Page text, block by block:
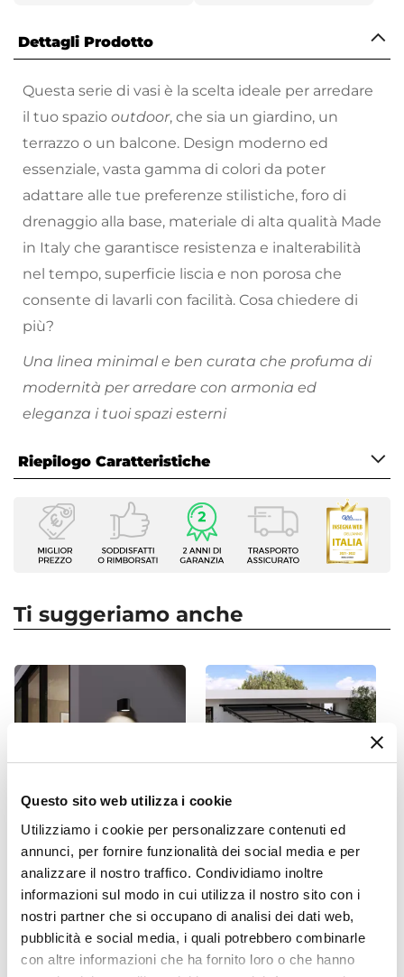
Questo sito web utilizza i cookie
Utilizziamo i cookie per personalizzare contenuti ed
annunci, per fornire funzionalità dei social media e per
analizzare il nostro traffico. Condividiamo inoltre
informazioni sul modo in cui utilizza il nostro sito con i
nostri partner che si occupano di analisi dei dati web,
pubblicità e social media, i quali potrebbero combinarle
con altre informazioni che ha fornito loro o che hanno
Dettagli Prodotto
Questa serie di vasi è la scelta ideale per arredare
il tuo spazio outdoor, che sia un giardino, un
terrazzo o un balcone. Design moderno ed
essenziale, vasta gamma di colori da poter
adattare alle tue preferenze stilistiche, foro di
drenaggio alla base, materiale di alta qualità Made
in Italy che garantisce resistenza e inalterabilità
nel tempo, superficie liscia e non porosa che
consente di lavarli con facilità. Cosa chiedere di
più?
Una linea minimal e ben curata che profuma di
modernità per arredare con armonia ed
eleganza i tuoi spazi esterni
colori preferiti!
Riepilogo Caratteristiche
Caratteristiche
Tipologia
Vaso
Dimensioni
Altezza
50 cm
Profondità Vaso
Tegola
Materiale
Polietilene
Installazione
Appoggio
Foro Drenaggio
Presente
Caratteristiche
Ti suggeriamo anche
CODICE:ZE-98N
Applique da esterno 9x8 cm
in alluminio pressofuso nero
opaco - Zero
€ 12,00
CODICE:NRS-PEA
Pergola 4x4 m con tetto
scorrevole in alluminio
antracite - Norris
€ 482,00